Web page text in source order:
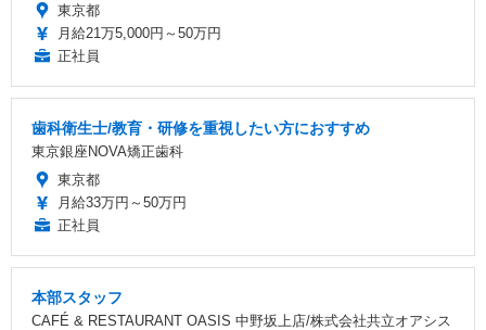
東京都
月給21万5,000円～50万円
正社員
歯科衛生士/教育・研修を重視したい方におすすめ
東京銀座NOVA矯正歯科
東京都
月給33万円～50万円
正社員
本部スタッフ
CAFÉ & RESTAURANT OASIS 中野坂上店/株式会社共立オアシス